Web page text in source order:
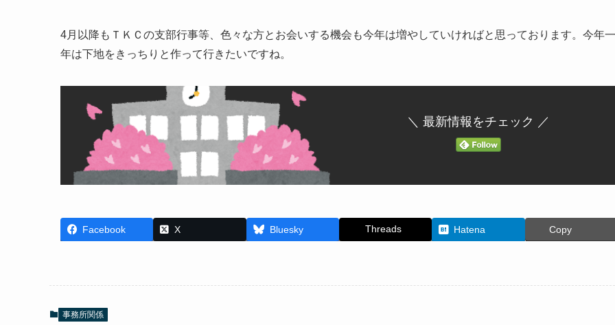
4月以降もＴＫＣの支部行事等、色々な方とお会いする機会も今年は増やしていければと思っております。今年一
年は下地をきっちりと作って行きたいですね。
＼ 最新情報をチェック ／
Facebook X Bluesky Threads Hatena Copy
事務所関係